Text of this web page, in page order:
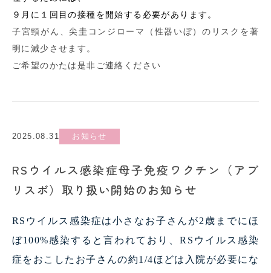
９月に１回目の接種を開始する必要があります。
子宮頸がん、尖圭コンジローマ（性器いぼ）のリスクを著
明に減少させます。
ご希望のかたは是非ご連絡ください
2025.08.31 お知らせ
RSウイルス感染症母子免疫ワクチン（アブ
リスボ）取り扱い開始のお知らせ
RSウイルス感染症は小さなお子さんが2 歳までにほ
ぼ100%感染すると言われており、RS ウイルス感染
症をおこしたお子さんの約1/4ほどは入院が必要にな